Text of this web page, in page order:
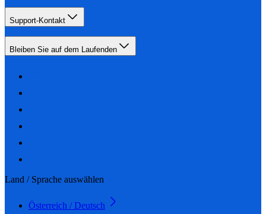
Support-Kontakt
Bleiben Sie auf dem Laufenden
Land / Sprache auswählen
Österreich / Deutsch